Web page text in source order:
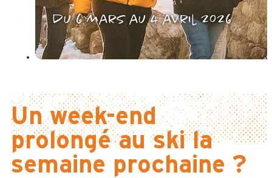
du 6 mars au 4 avril 2026
Un week-end
prolongé au ski la
semaine prochaine ?